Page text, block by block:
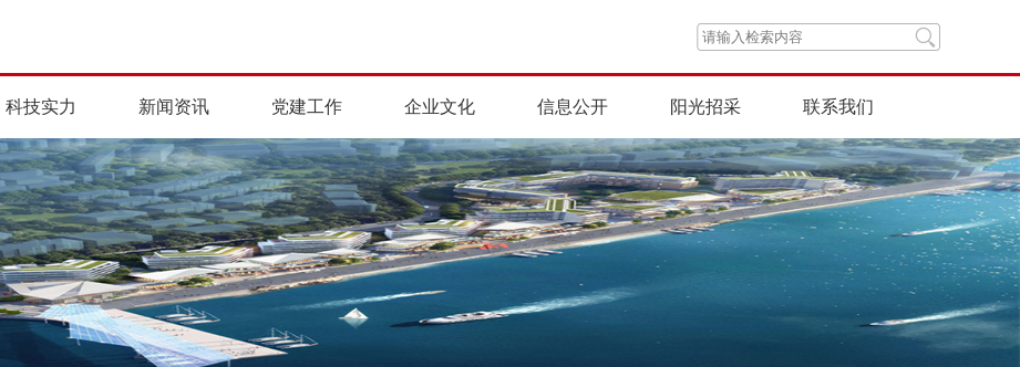
科技实力 新闻资讯 党建工作 企业文化 信息公开 阳光招采 联系我们